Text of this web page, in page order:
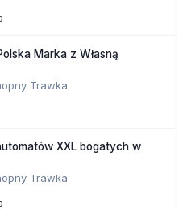
Marka z Własną
Trawka
XXL bogatych w
Trawka